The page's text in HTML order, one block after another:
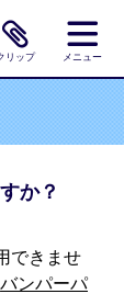
リップ メニュー
か？
できませ
バンパーパ